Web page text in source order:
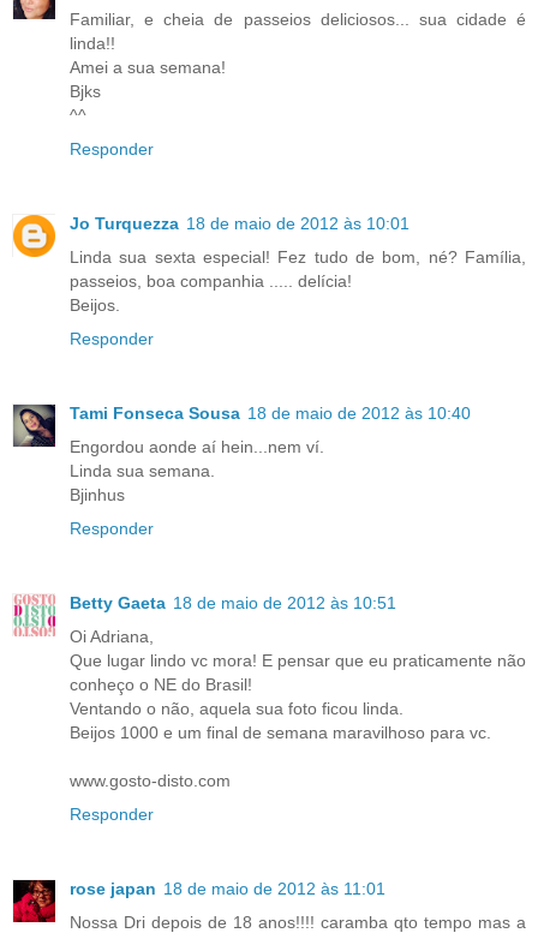
Familiar, e cheia de passeios deliciosos... sua cidade é
linda!!
Amei a sua semana!
Bjks
^^
Responder
Jo Turquezza 18 de maio de 2012 às 10:01
Linda sua sexta especial! Fez tudo de bom, né? Família,
passeios, boa companhia ..... delícia!
Beijos.
Responder
Tami Fonseca Sousa 18 de maio de 2012 às 10:40
Engordou aonde aí hein...nem ví.
Linda sua semana.
Bjinhus
Responder
Betty Gaeta 18 de maio de 2012 às 10:51
Oi Adriana,
Que lugar lindo vc mora! E pensar que eu praticamente não
conheço o NE do Brasil!
Ventando o não, aquela sua foto ficou linda.
Beijos 1000 e um final de semana maravilhoso para vc.
www.gosto-disto.com
Responder
rose japan 18 de maio de 2012 às 11:01
Nossa Dri depois de 18 anos!!!! caramba qto tempo mas a